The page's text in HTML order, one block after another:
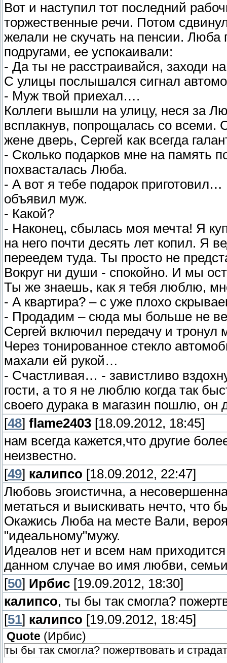
Вот и наступил тот последний
торжественные речи. Потом
желали не скучать на пенсии.
подругами, ее успокаивали:
- Да ты не расстраивайся, заходи
С улицы послышался сигнал
- Муж твой приехал….
Коллеги вышли на улицу, неся за
всплакнув, попрощалась со всеми.
жене дверь, Сергей как всегда
- Сколько подарков мне на память
похвасталась Люба.
- А вот я тебе подарок
объявил муж.
- Какой?
- Наконец, сбылась моя мечта! Я
на него почти десять лет копил. Я
переедем туда. Ты просто не
Вокруг ни души - спокойно. И мы
Ты же знаешь, как я тебя люблю,
- А квартира? – с уже плохо
- Продадим – сюда мы больше не
Сергей включил передачу и
Через тонированное стекло
махали ей рукой…
- Счастливая… - завистливо
гости, а то я не люблю когда так
своего дурака в магазин пошлю,
[48] flame2403 [18.09.2012, 18:45]
нам всегда кажется,что другие
неизвестно.
[49] калипсо [18.09.2012, 22:47]
Любовь эгоистична, а
метаться и выискивать нечто, что
Окажись Люба на месте Вали,
"идеальному"мужу.
Идеалов нет и всем нам
данном случае во имя любви,
[50] Ирбис [19.09.2012, 18:30]
калипсо, ты бы так смогла?
[51] калипсо [19.09.2012, 18:45]
Quote (Ирбис)
ты бы так смогла? пожертвовать и